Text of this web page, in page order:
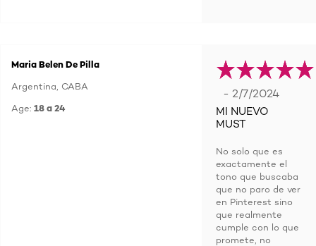
Maria Belen De Pilla
Argentina, CABA
Age: 18 a 24
- 2/7/2024
MI NUEVO
MUST
No solo que es
exactamente el
tono que buscaba
que no paro de ver
en Pinterest sino
que realmente
cumple con lo que
promete, no